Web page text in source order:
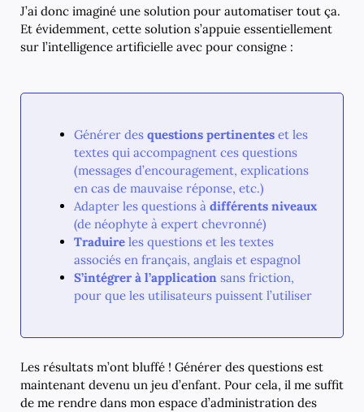
J’ai donc imaginé une solution pour automatiser tout ça.
Et évidemment, cette solution s’appuie essentiellement
sur l’intelligence artificielle avec pour consigne :
Générer des questions pertinentes et les
textes qui accompagnent ces questions
(messages d’encouragement, explications
en cas de mauvaise réponse, etc.)
Adapter les questions à différents niveaux
(de néophyte à expert chevronné)
Traduire les questions et les textes
associés en français, anglais et espagnol
S’intégrer à l’application sans friction,
pour que les utilisateurs puissent l’utiliser
Les résultats m’ont bluffé ! Générer des questions est
maintenant devenu un jeu d’enfant. Pour cela, il me suffit
de me rendre dans mon espace d’administration des